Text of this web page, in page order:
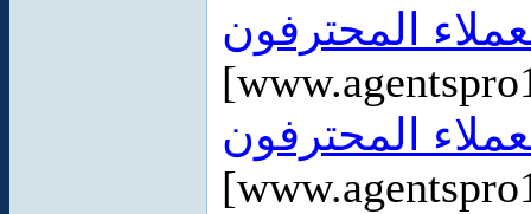
المحترفون
المحترفون